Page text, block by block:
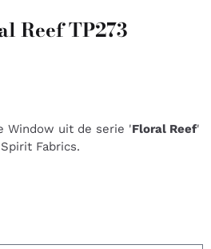
Reef TP273
Window uit de serie 'Floral Reef'
Fabrics.